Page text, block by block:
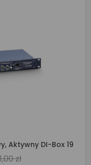
Aktywny DI-Box 19
zł